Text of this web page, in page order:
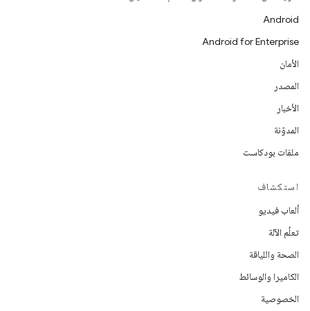
Android
Android for Enterprise
الأمان
المصدر
الأخبار
المدوّنة
ملفات بودكاست
استكشاف
ألعاب فيديو
تعلُم الآلة
الصحة واللياقة
الكاميرا والوسائط
الخصوصية